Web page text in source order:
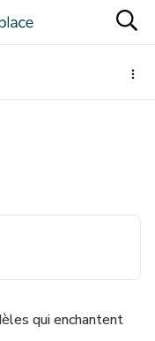
qui enchantent